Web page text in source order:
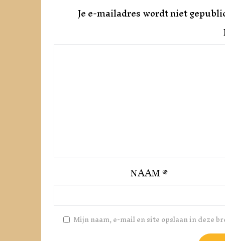
Je e-mailadres wordt niet
NAAM*
Mijn naam, e-mail en site opslaan in deze